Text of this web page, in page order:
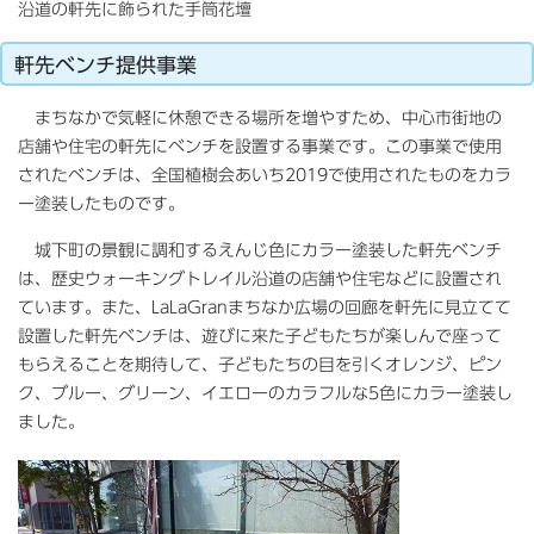
沿道の軒先に飾られた手筒花壇
軒先ベンチ提供事業
まちなかで気軽に休憩できる場所を増やすため、中心市街地の
店舗や住宅の軒先にベンチを設置する事業です。この事業で使用
されたベンチは、全国植樹会あいち2019で使用されたものをカラ
ー塗装したものです。
城下町の景観に調和するえんじ色にカラー塗装した軒先ベンチ
は、歴史ウォーキングトレイル沿道の店舗や住宅などに設置され
ています。また、LaLaGranまちなか広場の回廊を軒先に見立てて
設置した軒先ベンチは、遊びに来た子どもたちが楽しんで座って
もらえることを期待して、子どもたちの目を引くオレンジ、ピン
ク、ブルー、グリーン、イエローのカラフルな5色にカラー塗装し
ました。